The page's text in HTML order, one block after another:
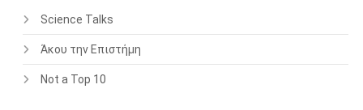
Science Talks
Άκου την Επιστήμη
Not a Top 10